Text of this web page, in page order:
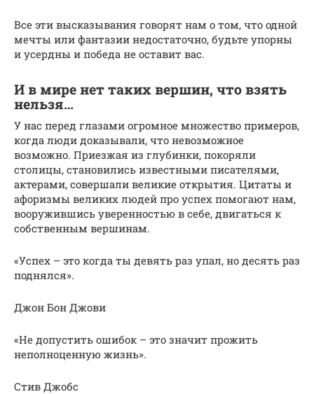
Все эти высказывания говорят нам о том, что одной
мечты или фантазии недостаточно, будьте упорны
и усердны и победа не оставит вас.
И в мире нет таких вершин, что взять
нельзя…
У нас перед глазами огромное множество примеров,
когда люди доказывали, что невозможное
возможно. Приезжая из глубинки, покоряли
столицы, становились известными писателями,
актерами, совершали великие открытия. Цитаты и
афоризмы великих людей про успех помогают нам,
вооружившись уверенностью в себе, двигаться к
собственным вершинам.
«Успех – это когда ты девять раз упал, но десять раз
поднялся».
Джон Бон Джови
«Не допустить ошибок – это значит прожить
неполноценную жизнь».
Стив Джобс